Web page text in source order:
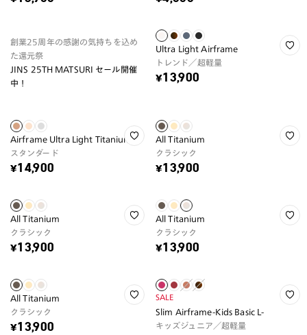
創業25周年の感謝の気持ちを込め
た還元祭
JINS 25TH MATSURI セール開催
中！
Ultra Light Airframe
トレンド／超軽量
¥13,900
Airframe Ultra Light Titanium
スタンダード
¥14,900
All Titanium
クラシック
¥13,900
All Titanium
クラシック
¥13,900
All Titanium
クラシック
¥13,900
All Titanium
クラシック
¥13,900
SALE
Slim Airframe-Kids Basic L-
キッズジュニア／超軽量